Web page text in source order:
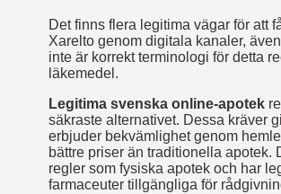
Det finns flera legitima vägar för att
Xarelto genom digitala kanaler, även
inte är korrekt terminologi för detta
läkemedel.
Legitima svenska online-apotek
säkraste alternativet. Dessa kräver
erbjuder bekvämlighet genom
bättre priser än traditionella apotek.
regler som fysiska apotek och har
farmaceuter tillgängliga för